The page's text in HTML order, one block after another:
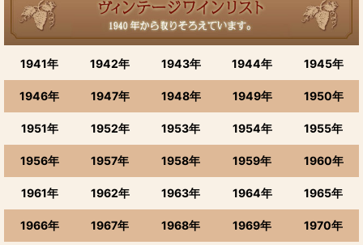
1941年 1942年 1943年 1944年 1945年
1946年 1947年 1948年 1949年 1950年
1951年 1952年 1953年 1954年 1955年
1956年 1957年 1958年 1959年 1960年
1961年 1962年 1963年 1964年 1965年
1966年 1967年 1968年 1969年 1970年